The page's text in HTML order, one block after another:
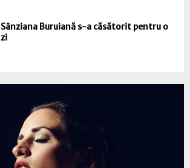
Sânziana Buruiană s-a căsătorit pentru o
zi